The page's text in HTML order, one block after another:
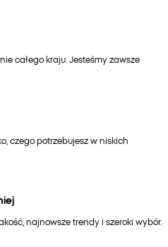
całego kraju. Jesteśmy zawsze
czego potrzebujesz w niskich
najnowsze trendy i szeroki wybór.